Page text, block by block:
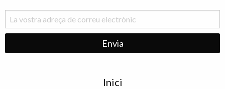
Inici